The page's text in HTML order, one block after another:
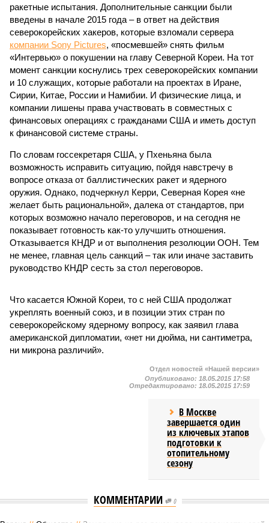
ракетные испытания. Дополнительные санкции были
введены в начале 2015 года – в ответ на действия
северокорейских хакеров, которые взломали сервера
компании Sony Pictures, «посмевшей» снять фильм
«Интервью» о покушении на главу Северной Кореи. На тот
момент санкции коснулись трех северокорейских компании
и 10 служащих, которые работали на проектах в Иране,
Сирии, Китае, России и Намибии. И физические лица, и
компании лишены права участвовать в совместных с
финансовых операциях с гражданами США и иметь доступ
к финансовой системе страны.
По словам госсекретаря США, у Пхеньяна была
возможность исправить ситуацию, пойдя навстречу в
вопросе отказа от баллистических ракет и ядерного
оружия. Однако, подчеркнул Керри, Северная Корея «не
желает быть рациональной», далека от стандартов, при
которых возможно начало переговоров, и на сегодня не
показывает готовность как-то улучшить отношения.
Отказывается КНДР и от выполнения резолюции ООН. Тем
не менее, главная цель санкций – так или иначе заставить
руководство КНДР сесть за стол переговоров.
Что касается Южной Кореи, то с ней США продолжат
укреплять военный союз, и в позиции этих стран по
северокорейскому ядерному вопросу, как заявил глава
американской дипломатии, «нет ни дюйма, ни сантиметра,
ни микрона различий».
Отдел новостей «Нашей версии»
Опубликовано: 18.05.2015 17:58
Отредактировано: 18.05.2015 17:59
В Москве
завершается один
из ключевых этапов
подготовки к
отопительному
сезону
КОММЕНТАРИИ 0